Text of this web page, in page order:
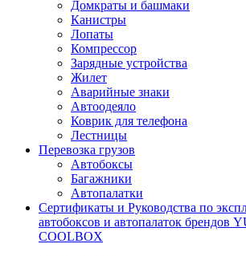
Домкраты и башмаки
Канистры
Лопаты
Компрессор
Зарядные устройства
Жилет
Аварийные знаки
Автоодеяло
Коврик для телефона
Лестницы
Перевозка грузов
Автобоксы
Багажники
Автопалатки
Сертификаты и Руководства по
автобоксов и автопалаток брендов
COOLBOX